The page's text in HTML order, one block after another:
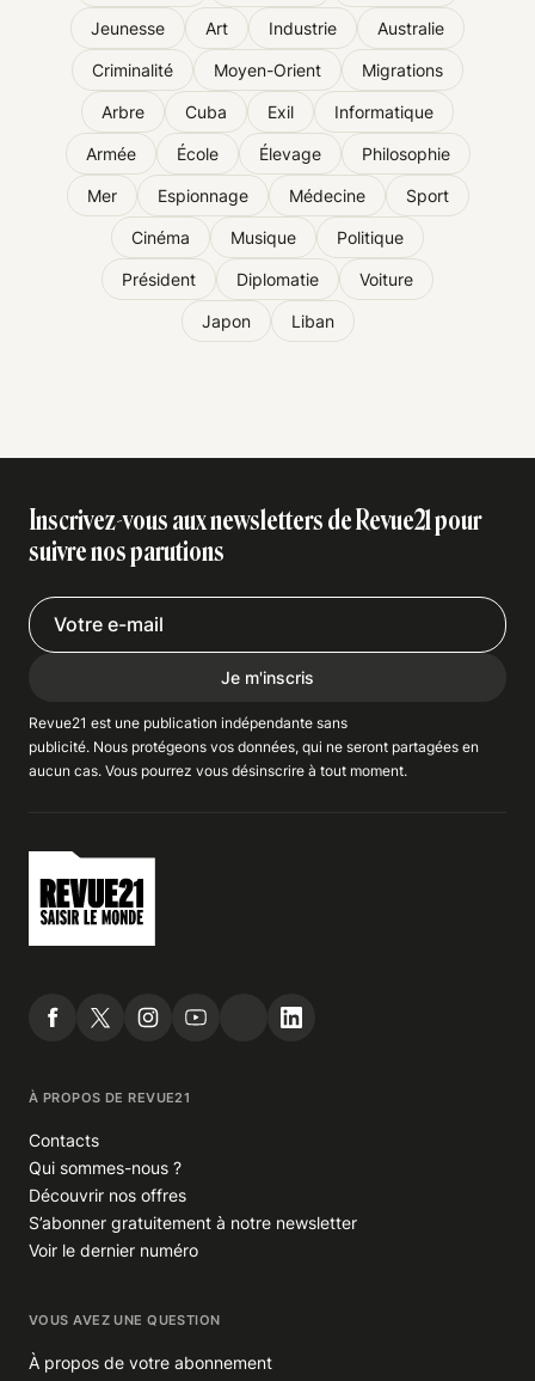
Jeunesse Art Industrie Australie
Criminalité Moyen-Orient Migrations
Arbre Cuba Exil Informatique
Armée École Élevage Philosophie
Mer Espionnage Médecine Sport
Cinéma Musique Politique
Président Diplomatie Voiture
Japon Liban
Inscrivez-vous aux newsletters de Revue21 pour
suivre nos parutions
Je m'inscris
Revue21 est une publication indépendante sans
publicité. Nous protégeons vos données, qui ne seront partagées en
aucun cas. Vous pourrez vous désinscrire à tout moment.
À PROPOS DE REVUE21
Contacts
Qui sommes-nous ?
Découvrir nos offres
S’abonner gratuitement à notre newsletter
Voir le dernier numéro
VOUS AVEZ UNE QUESTION
À propos de votre abonnement